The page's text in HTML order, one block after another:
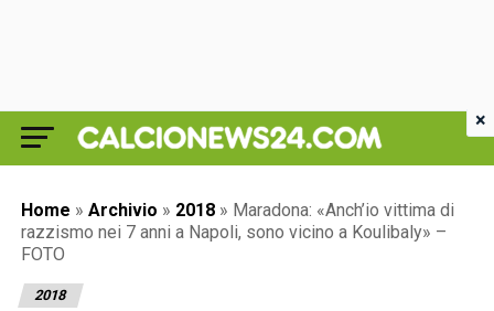
Home » Archivio » 2018 » Maradona: «Anch’io vittima di
razzismo nei 7 anni a Napoli, sono vicino a Koulibaly» –
FOTO
2018
×